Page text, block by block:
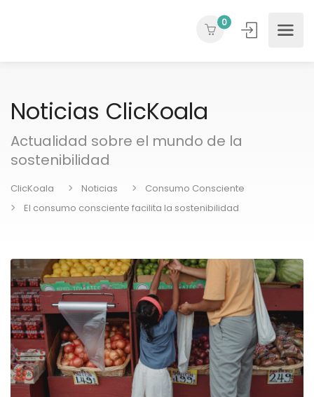
0
Noticias ClicKoala
Actualidad sobre el mundo de la
sostenibilidad
ClicKoala Noticias
Consumo Consciente
El consumo consciente facilita la sostenibilidad